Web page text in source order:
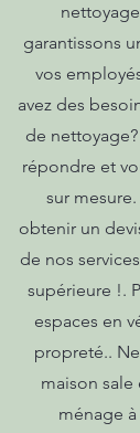
garantissons
vos
avez des
de
répondre et
sur
obtenir un
de nos
supérieure !.
espaces en
propreté..
maison sale
ménage